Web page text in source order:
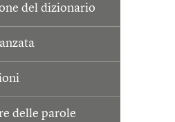
del dizionario
delle parole